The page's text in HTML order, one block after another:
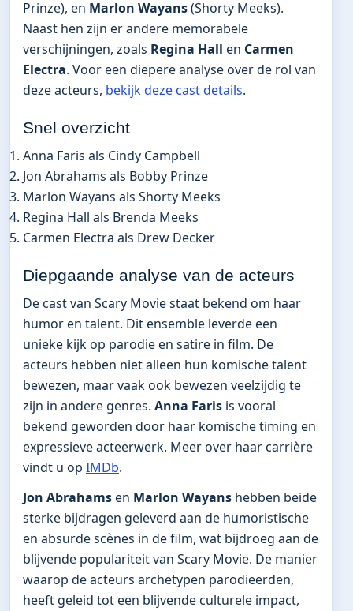
Prinze), en Marlon Wayans(Shorty Meeks).
Naast hen zijn er andere memorabele
verschijningen, zoals Regina Hall en Carmen
Electra. Voor een diepere analyse over de rol van
deze acteurs, bekijk deze cast details.
Snel overzicht
Anna Faris als Cindy Campbell
Jon Abrahams als Bobby Prinze
Marlon Wayans als Shorty Meeks
Regina Hall als Brenda Meeks
Carmen Electra als Drew Decker
Diepgaande analyse van de acteurs
De cast van Scary Movie staat bekend om haar
humor en talent. Dit ensemble leverde een
unieke kijk op parodie en satire in film. De
acteurs hebben niet alleen hun komische talent
bewezen, maar vaak ook bewezen veelzijdig te
zijn in andere genres. Anna Faris is vooral
bekend geworden door haar komische timing en
expressieve acteerwerk. Meer over haar carrière
vindt u op IMDb.
Jon Abrahamsen Marlon Wayans hebben beide
sterke bijdragen geleverd aan de humoristische
en absurde scènes in de film, wat bijdroeg aan de
blijvende populariteit van Scary Movie. De manier
waarop de acteurs archetypen parodieerden,
heeft geleid tot een blijvende culturele impact,